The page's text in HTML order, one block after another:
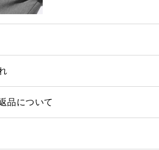
品について